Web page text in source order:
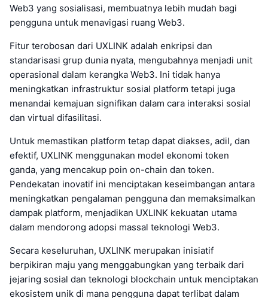
Web3 yang sosialisasi, membuatnya lebih mudah bagi
pengguna untuk menavigasi ruang Web3.
Fitur terobosan dari UXLINK adalah enkripsi dan
standarisasi grup dunia nyata, mengubahnya menjadi unit
operasional dalam kerangka Web3. Ini tidak hanya
meningkatkan infrastruktur sosial platform tetapi juga
menandai kemajuan signifikan dalam cara interaksi sosial
dan virtual difasilitasi.
Untuk memastikan platform tetap dapat diakses, adil, dan
efektif, UXLINK menggunakan model ekonomi token
ganda, yang mencakup poin on-chain dan token.
Pendekatan inovatif ini menciptakan keseimbangan antara
meningkatkan pengalaman pengguna dan memaksimalkan
dampak platform, menjadikan UXLINK kekuatan utama
dalam mendorong adopsi massal teknologi Web3.
Secara keseluruhan, UXLINK merupakan inisiatif
berpikiran maju yang menggabungkan yang terbaik dari
jejaring sosial dan teknologi blockchain untuk menciptakan
ekosistem unik di mana pengguna dapat terlibat dalam